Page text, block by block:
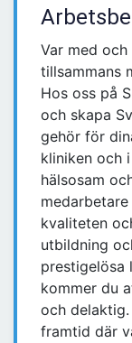
Var med
tillsammans
Hos oss på
och skapa
gehör för
kliniken och
hälsosam
kvaliteten
utbildning
prestigelösa
kommer du
och
framtid där